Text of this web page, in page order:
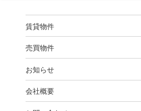
ン
賃貸物件
売買物件
お知らせ
会社概要